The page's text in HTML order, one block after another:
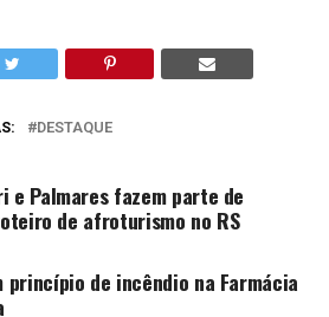
DESTAQUE
e Palmares fazem parte de
de afroturismo no RS
de incêndio na Farmácia